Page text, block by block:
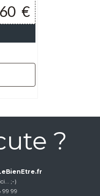
60 €
?
LeBienEtre.fr
;-)
99 99